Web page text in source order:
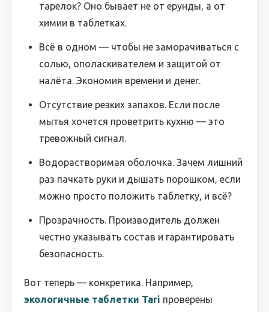
тарелок? Оно бывает не от ерунды, а от
химии в таблетках.
Всё в одном — чтобы не заморачиваться с
солью, ополаскивателем и защитой от
налёта. Экономия времени и денег.
Отсутствие резких запахов. Если после
мытья хочется проветрить кухню — это
тревожный сигнал.
Водорастворимая оболочка. Зачем лишний
раз пачкать руки и дышать порошком, если
можно просто положить таблетку, и всё?
Прозрачность. Производитель должен
честно указывать состав и гарантировать
безопасность.
Вот теперь — конкретика. Например,
экологичные таблетки Tari проверены